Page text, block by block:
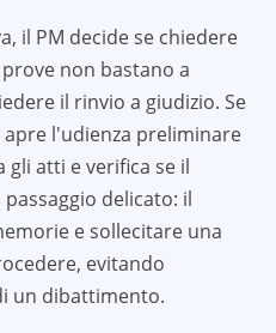
il PM decide se chiedere
non bastano a
il rinvio a giudizio. Se
apre l'udienza preliminare
gli atti e verifica se il
delicato: il
e sollecitare una
evitando
un dibattimento.